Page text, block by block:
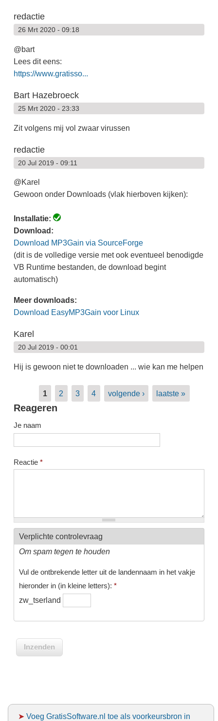
redactie
26 Mrt 2020 - 09:18
@bart
Lees dit eens:
https://www.gratisso...
Bart Hazebroeck
25 Mrt 2020 - 23:33
Zit volgens mij vol zwaar virussen
redactie
20 Jul 2019 - 09:11
@Karel
Gewoon onder Downloads (vlak hierboven kijken):
Installatie:
Download:
Download MP3Gain via SourceForge
(dit is de volledige versie met ook eventueel benodigde
VB Runtime bestanden, de download begint
automatisch)
Meer downloads:
Download EasyMP3Gain voor Linux
Karel
20 Jul 2019 - 00:01
Hij is gewoon niet te downloaden ... wie kan me helpen
Pagina's
1 2 3 4 volgende › laatste »
Reageren
Je naam
Reactie *
Verplichte controlevraag
Om spam tegen te houden
Vul de ontbrekende letter uit de landennaam in het vakje
hieronder in (in kleine letters): *
zw_tserland
➤ Voeg GratisSoftware.nl toe als voorkeursbron in